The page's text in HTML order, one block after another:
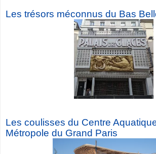
Les trésors méconnus du Bas
Les coulisses du Centre
Métropole du Grand Paris